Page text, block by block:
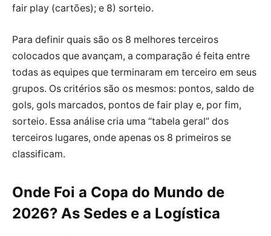
fair play (cartões); e 8) sorteio.
Para definir quais são os 8 melhores terceiros
colocados que avançam, a comparação é feita entre
todas as equipes que terminaram em terceiro em seus
grupos. Os critérios são os mesmos: pontos, saldo de
gols, gols marcados, pontos de fair play e, por fim,
sorteio. Essa análise cria uma “tabela geral” dos
terceiros lugares, onde apenas os 8 primeiros se
classificam.
Onde Foi a Copa do Mundo de
2026? As Sedes e a Logística